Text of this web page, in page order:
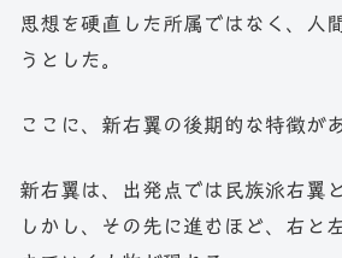
思想を硬直した所属ではなく、人
うとした。
ここに、新右翼の後期的な特徴が
新右翼は、出発点では民族派右翼
しかし、その先に進むほど、右と